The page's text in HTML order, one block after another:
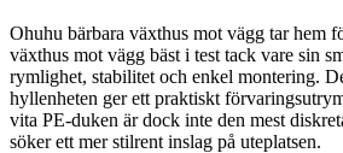
Ohuhu bärbara växthus mot vägg tar hem
växthus mot vägg bäst i test tack vare sin
rymlighet, stabilitet och enkel montering.
hyllenheten ger ett praktiskt
vita PE-duken är dock inte den mest
söker ett mer stilrent inslag på uteplatsen.